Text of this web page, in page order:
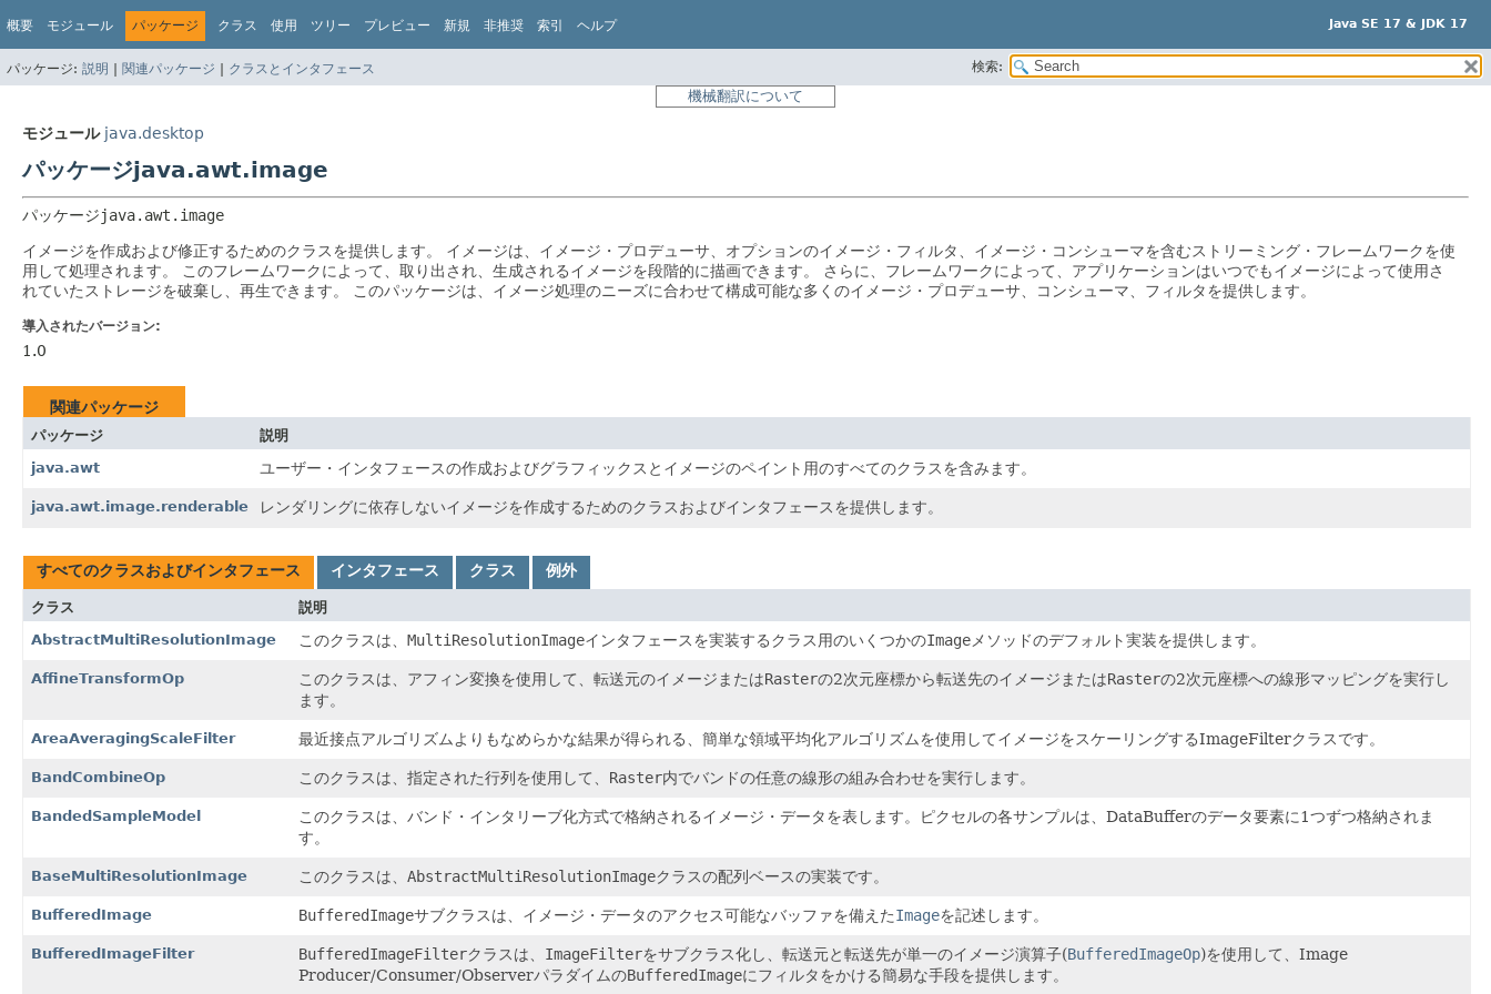
Java SE 17 & JDK 17
概要 モジュール パッケージ クラス 使用 ツリー プレビュー 新規 非推奨 索引 ヘルプ
パッケージ: 説明 | 関連パッケージ | クラスとインタフェース 検索:
機械翻訳について
モジュール java.desktop
パッケージjava.awt.image
パッケージjava.awt.image
イメージを作成および修正するためのクラスを提供します。
イメージは、イメージ・プロデューサ、オプションのイメージ・フィルタ、イメージ・コンシューマを含むストリーミング・フレームワークを使
用して処理されます。
このフレームワークによって、取り出され、生成されるイメージを段階的に描画できます。
さらに、フレームワークによって、アプリケーションはいつでもイメージによって使用さ
れていたストレージを破棄し、再生できます。
このパッケージは、イメージ処理のニーズに合わせて構成可能な多くのイメージ・プロデューサ、コンシューマ、フィルタを提供します。
導入されたバージョン:
1.0
関連パッケージ
パッケージ
説明
java.awt
ユーザー・インタフェースの作成およびグラフィックスとイメージのペイント用のすべてのクラスを含みます。
java.awt.image.renderable レンダリングに依存しないイメージを作成するためのクラスおよびインタフェースを提供します。
すべてのクラスおよびインタフェース インタフェース クラス 例外
クラス
説明
AbstractMultiResolutionImage
このクラスは、 MultiResolutionImageインタフェースを実装するクラス用のいくつかのImage メソッドのデフォルト実装を提供します。
AffineTransformOp このクラスは、アフィン変換を使用して、転送元のイメージまたはRasterの2次元座標から転送先のイメージまたはRasterの2次元座標への線形マッピングを実行し
ます。
AreaAveragingScaleFilter 最近接点アルゴリズムよりもなめらかな結果が得られる、簡単な領域平均化アルゴリズムを使用してイメージをスケーリングするImageFilterクラスです。
BandCombineOp このクラスは、指定された行列を使用して、 Raster内でバンドの任意の線形の組み合わせを実行します。
BandedSampleModel
このクラスは、バンド・インタリーブ化方式で格納されるイメージ・データを表します。ピクセルの各サンプルは、DataBufferのデータ要素に1つずつ格納されま
す。
BaseMultiResolutionImage このクラスは、 AbstractMultiResolutionImageクラスの配列ベースの実装です。
BufferedImage BufferedImageサブクラスは、イメージ・データのアクセス可能なバッファを備えたImageを記述します。
BufferedImageFilter BufferedImageFilterクラスは、 ImageFilterをサブクラス化し、転送元と転送先が単一のイメージ演算子(BufferedImageOp)を使用して、Image
Producer/Consumer/ObserverパラダイムのBufferedImageにフィルタをかける簡易な手段を提供します。